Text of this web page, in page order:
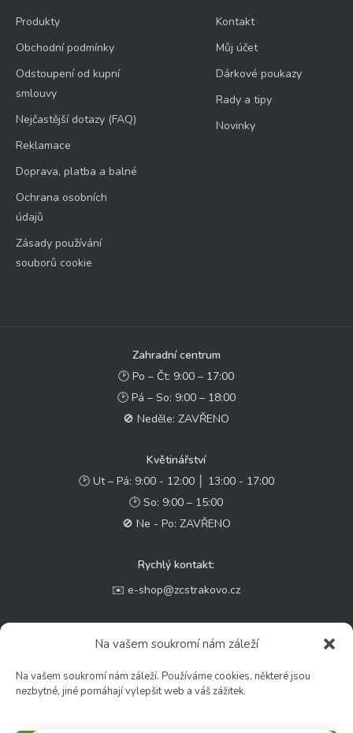
Na vašem soukromí nám záleží
Na vašem soukromí nám záleží. Používáme cookies, některé jsou
nezbytné, jiné pomáhají vylepšit web a váš zážitek.
Produkty
Obchodní podmínky
Odstoupení od kupní
smlouvy
Nejčastější dotazy (FAQ)
Reklamace
Doprava, platba a balné
Ochrana osobních
údajů
Zásady používání
souborů cookie
Kontakt
Můj účet
Dárkové poukazy
Rady a tipy
Novinky
Zahradní centrum
🕑 Po – Čt: 9:00 – 17:00
🕑 Pá – So: 9:00 – 18:00
🚫 Neděle: ZAVŘENO
Květinářství
🕑 Ut – Pá: 9:00 - 12:00 │ 13:00 - 17:00
🕑 So: 9:00 – 15:00
🚫 Ne - Po: ZAVŘENO
Rychlý kontakt:
✉️ e-shop@zcstrakovo.cz